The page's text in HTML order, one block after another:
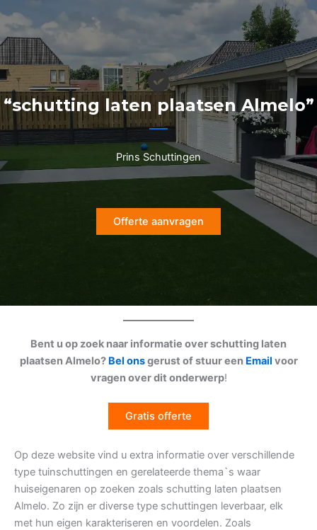
naar
de
inhoud
“schutting laten plaatsen Almelo”
Prins Schuttingen
Offerte aanvragen
Bent u op zoek naar informatie over schutting laten
plaatsen Almelo? Bel onsgerust of stuur een Email voor
vragen over dit onderwerp!
Gratis offerte
Op deze website vind u extra informatie over verschillende
type tuinschuttingen en gerelateerde thema`s waar
huiseigenaren op zoeken zoals schutting laten plaatsen
Almelo. Zo zijn er diverse type schuttingen leverbaar, elk
met hun eigen karakteriseren en voordelen. Zoals